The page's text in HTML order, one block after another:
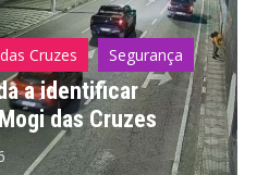
2 Segurança
SP abre concurso